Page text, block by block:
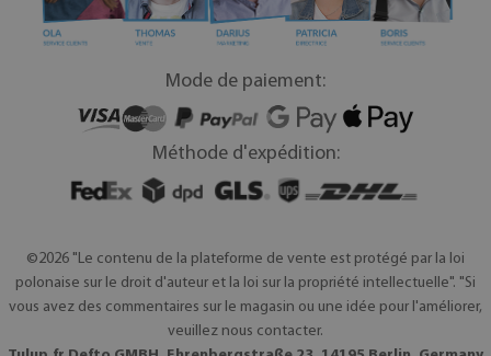
Mode de paiement:
Méthode d'expédition:
©2026 "Le contenu de la plateforme de vente est protégé par la loi
polonaise sur le droit d'auteur et la loi sur la propriété intellectuelle". "Si
vous avez des commentaires sur le magasin ou une idée pour l'améliorer,
veuillez nous contacter.